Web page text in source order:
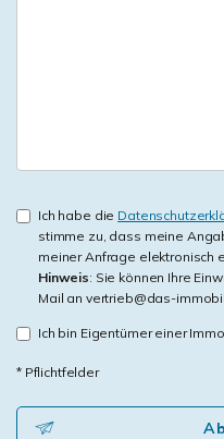
Ich habe die
stimme zu, dass meine
meiner Anfrage elektronisch
Hinweis: Sie können Ihre
Mail an vertrieb@das-
Ich bin Eigentümer einer
* Pflichtfelder